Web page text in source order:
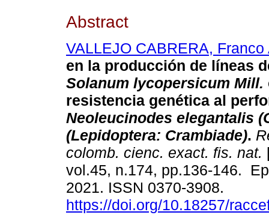
Abstract
VALLEJO CABRERA, Franco
en la producción de líneas
Solanum lycopersicum Mill.
resistencia genética al
Neoleucinodes elegantalis
(Lepidoptera: Crambiade).
colomb. cienc. exact. fis. nat.
vol.45, n.174, pp.136-146.
2021. ISSN 0370-3908.
https://doi.org/10.18257/